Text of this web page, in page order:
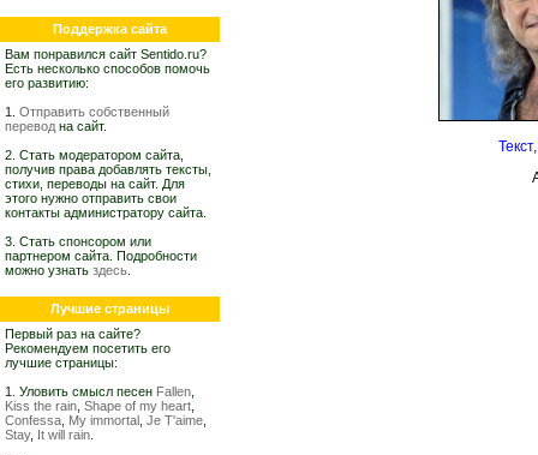
Поддержка сайта
Вам понравился сайт Sentido.ru?
Есть несколько способов помочь
его развитию:
1. Отправить собственный
перевод на сайт.
2. Стать модератором сайта,
получив права добавлять тексты,
стихи, переводы на сайт. Для
этого нужно отправить свои
контакты администратору сайта.
3. Стать спонсором или
партнером сайта. Подробности
можно узнать здесь
Лучшие страницы
Первый раз на сайте?
Рекомендуем посетить его
лучшие страницы:
1. Уловить смысл песен Fallen
Kiss the rain Shape of my heart
Confessa My immortal Je T'aime
Stay, It will rain